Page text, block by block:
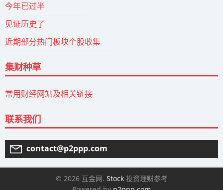
今年已过半
见证历史了
近期部分热门板块个股收集
集财种草
常用财经网站及相关链接
联系我们
contact@p2ppp.com
© 2026 互金网. Stock 投资理财参考